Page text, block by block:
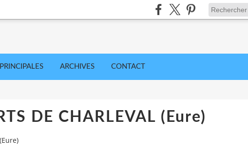
ARCHIVES CONTACT
DE CHARLEVAL (Eure)